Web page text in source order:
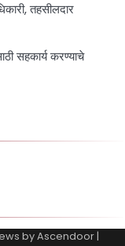
तहसीलदार
सहकार्य करण्याचे
byAscendoor|